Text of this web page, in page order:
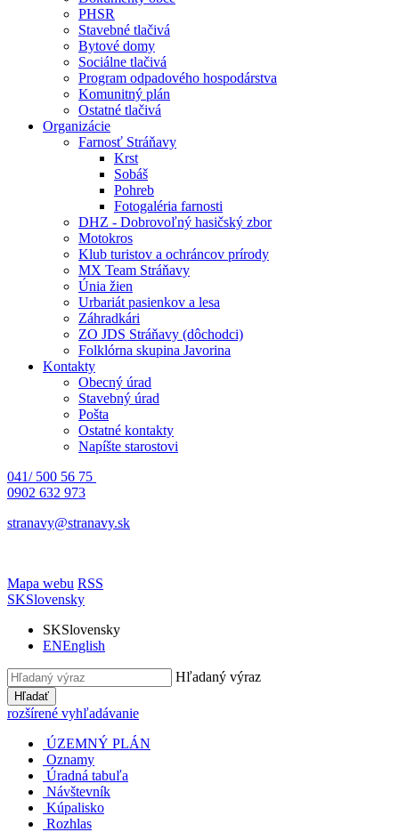
PHSR
Stavebné tlačivá
Bytové domy
Sociálne tlačivá
Program odpadového hospodárstva
Komunitný plán
Ostatné tlačivá
Organizácie
Farnosť Stráňavy
Krst
Sobáš
Pohreb
Fotogaléria farnosti
DHZ - Dobrovoľný hasičský zbor
Motokros
Klub turistov a ochráncov prírody
MX Team Stráňavy
Únia žien
Urbariát pasienkov a lesa
Záhradkári
ZO JDS Stráňavy (dôchodci)
Folklórna skupina Javorina
Kontakty
Obecný úrad
Stavebný úrad
Pošta
Ostatné kontakty
Napíšte starostovi
041/ 500 56 75
0902 632 973
stranavy@stranavy.sk
Mapa webu RSS
SKSlovensky
SKSlovensky
ENEnglish
Hľadaný výraz
Hľadať
rozšírené vyhľadávanie
ÚZEMNÝ PLÁN
Oznamy
Úradná tabuľa
Návštevník
Kúpalisko
Rozhlas